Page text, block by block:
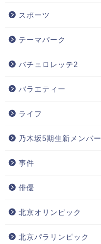
スポーツ
テーマパーク
バチェロレッテ2
バラエティー
ライフ
乃木坂5期生新メンバー
事件
俳優
北京オリンピック
北京パラリンピック